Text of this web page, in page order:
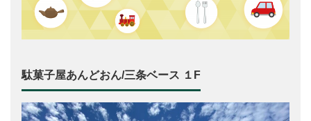
駄菓子屋あんどおん/三条ベース １F